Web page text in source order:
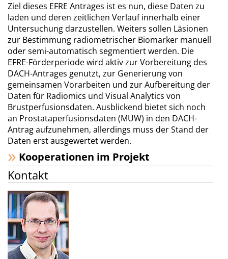
Ziel dieses EFRE Antrages ist es nun, diese Daten zu
laden und deren zeitlichen Verlauf innerhalb einer
Untersuchung darzustellen. Weiters sollen Läsionen
zur Bestimmung radiometrischer Biomarker manuell
oder semi-automatisch segmentiert werden. Die
EFRE-Förderperiode wird aktiv zur Vorbereitung des
DACH-Antrages genutzt, zur Generierung von
gemeinsamen Vorarbeiten und zur Aufbereitung der
Daten für Radiomics und Visual Analytics von
Brustperfusionsdaten. Ausblickend bietet sich noch
an Prostataperfusionsdaten (MUW) in den DACH-
Antrag aufzunehmen, allerdings muss der Stand der
Daten erst ausgewertet werden.
Kooperationen im Projekt
Kontakt